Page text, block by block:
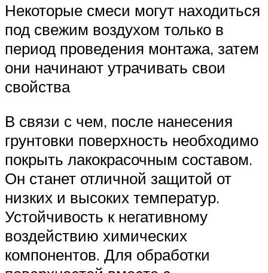
Некоторые смеси могут находиться
под свежим воздухом только в
период проведения монтажа, затем
они начинают утрачивать свои
свойства
В связи с чем, после нанесения
грунтовки поверхность необходимо
покрыть лакокрасочным составом.
Он станет отличной защитой от
низких и высоких температур.
Устойчивость к негативному
воздействию химических
компонентов. Для обработки